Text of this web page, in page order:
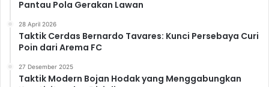
Pantau Pola Gerakan Lawan
28 April 2026
Taktik Cerdas Bernardo Tavares: Kunci Persebaya Curi
Poin dari Arema FC
27 Desember 2025
Taktik Modern Bojan Hodak yang Menggabungkan